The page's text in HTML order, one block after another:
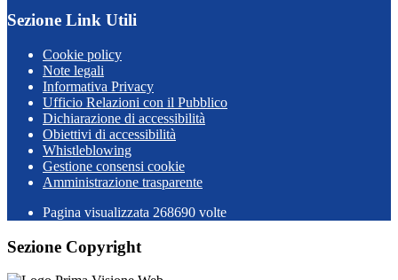
Sezione Link Utili
Cookie policy
Note legali
Informativa Privacy
Ufficio Relazioni con il Pubblico
Dichiarazione di accessibilità
Obiettivi di accessibilità
Whistleblowing
Gestione consensi cookie
Amministrazione trasparente
Pagina visualizzata 268690 volte
Sezione Copyright